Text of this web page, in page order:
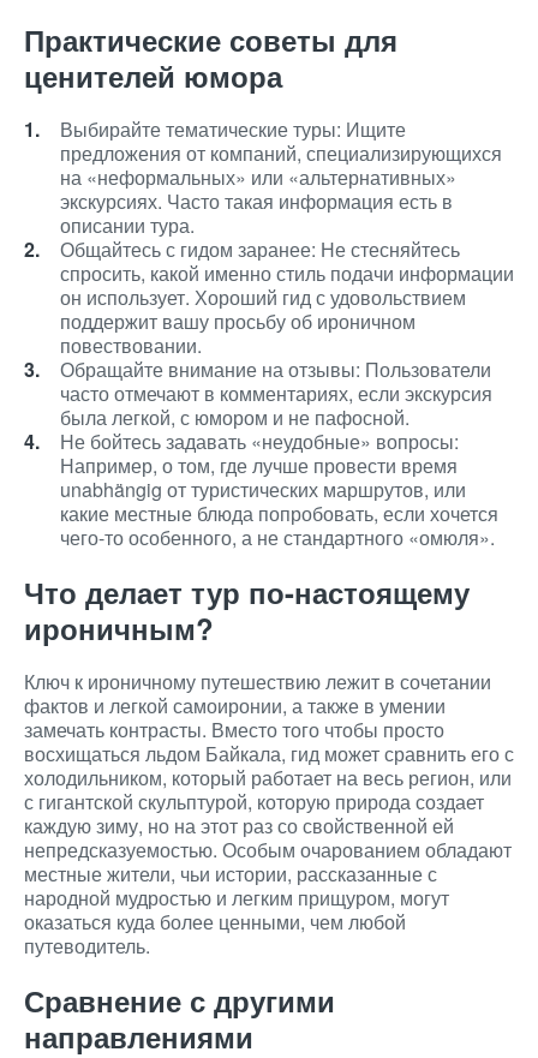
Практические советы для
ценителей юмора
Выбирайте тематические туры: Ищите
предложения от компаний, специализирующихся
на «неформальных» или «альтернативных»
экскурсиях. Часто такая информация есть в
описании тура.
Общайтесь с гидом заранее: Не стесняйтесь
спросить, какой именно стиль подачи информации
он использует. Хороший гид с удовольствием
поддержит вашу просьбу об ироничном
повествовании.
Обращайте внимание на отзывы: Пользователи
часто отмечают в комментариях, если экскурсия
была легкой, с юмором и не пафосной.
Не бойтесь задавать «неудобные» вопросы:
Например, о том, где лучше провести время
unabhängig от туристических маршрутов, или
какие местные блюда попробовать, если хочется
чего-то особенного, а не стандартного «омюля».
Что делает тур по-настоящему
ироничным?
Ключ к ироничному путешествию лежит в сочетании
фактов и легкой самоиронии, а также в умении
замечать контрасты. Вместо того чтобы просто
восхищаться льдом Байкала, гид может сравнить его с
холодильником, который работает на весь регион, или
с гигантской скульптурой, которую природа создает
каждую зиму, но на этот раз со свойственной ей
непредсказуемостью. Особым очарованием обладают
местные жители, чьи истории, рассказанные с
народной мудростью и легким прищуром, могут
оказаться куда более ценными, чем любой
путеводитель.
Сравнение с другими
направлениями